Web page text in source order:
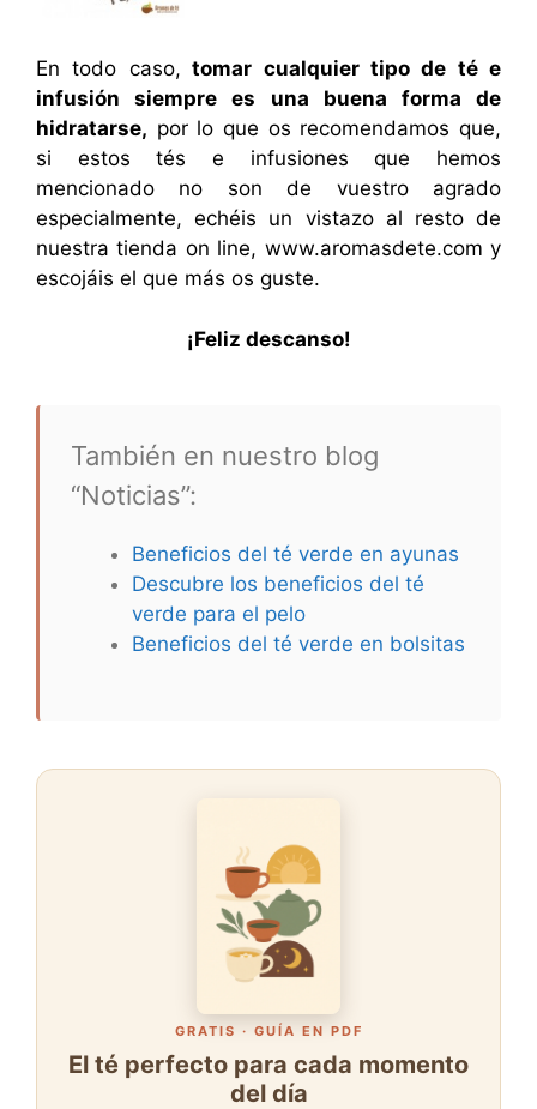
En todo caso, tomar cualquier tipo de té e
infusión siempre es una buena forma de
hidratarse, por lo que os recomendamos que,
si estos tés e infusiones que hemos
mencionado no son de vuestro agrado
especialmente, echéis un vistazo al resto de
nuestra tienda on line, www.aromasdete.com y
escojáis el que más os guste.
¡Feliz descanso!
También en nuestro blog
“Noticias”:
Beneficios del té verde en ayunas
Descubre los beneficios del té
verde para el pelo
Beneficios del té verde en bolsitas
GRATIS · GUÍA EN PDF
El té perfecto para cada momento
del día